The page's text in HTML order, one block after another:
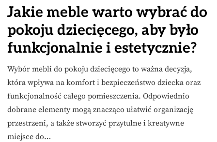
Jakie meble warto wybrać do
pokoju dziecięcego, aby było
funkcjonalnie i estetycznie?
Wybór mebli do pokoju dziecięcego to ważna decyzja,
która wpływa na komfort i bezpieczeństwo dziecka oraz
funkcjonalność całego pomieszczenia. Odpowiednio
dobrane elementy mogą znacząco ułatwić organizację
przestrzeni, a także stworzyć przytulne i kreatywne
miejsce do…